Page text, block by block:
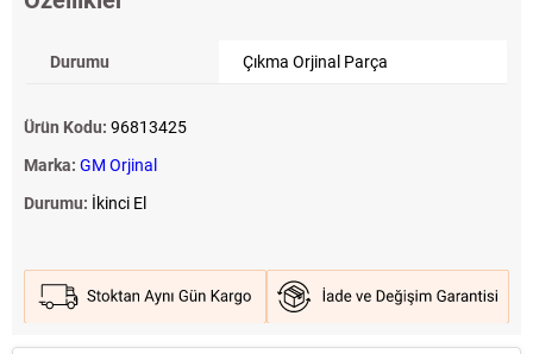
Durumu Çıkma Orjinal Parça
Ürün Kodu: 96813425
Marka: GM Orjinal
Durumu: İkinci El